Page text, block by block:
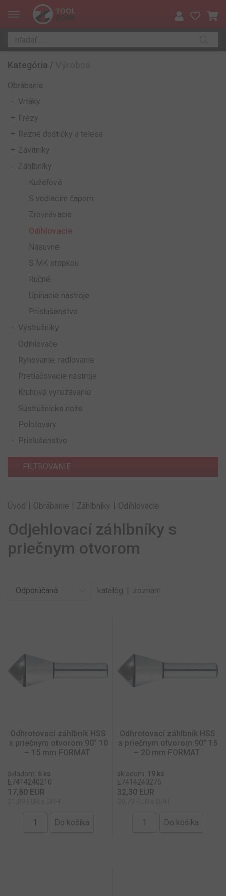
Kategória /
Obrábanie
Vrtáky
Frézy
Rezné doštičky a telesá
Závitníky
Záhlbníky
Kužeľové
S vodiacim čapom
Zrovnávacie
Odihlovacie
Násuvné
S MK stopkou
Ručné
Upínacie nástroje
Príslušenstvo
Výstružníky
Odihlovače
Ryhovanie, radlovanie
Pretlačovacie nástroje
Kruhové vyrezávanie
Sústružnícke nože
Polotovary
Príslušenstvo
FILTROVANIE
Úvod | Obrábanie | Záhlbníky | Odihlovacie
Odjehlovací záhlbníky s
priečnym otvorom
katalóg | zoznam
Odhrotovací záhlbník HSS
s priečnym otvorom 90° 10
– 15 mm FORMAT
skladom: 6 ks
E7414240210
17,80 EUR
Odhrotovací záhlbník HSS
s priečnym otvorom 90° 15
– 20 mm FORMAT
skladom: 19 ks
E7414240275
32,30 EUR